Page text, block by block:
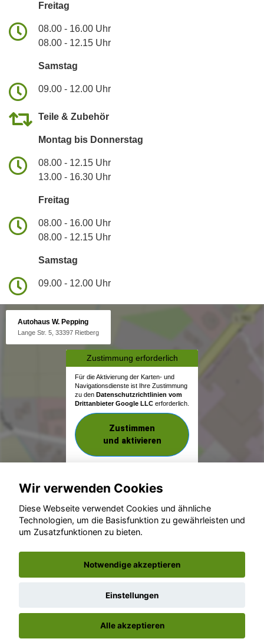
Freitag
08.00 - 16.00 Uhr
08.00 - 12.15 Uhr
Samstag
09.00 - 12.00 Uhr
Teile & Zubehör
Montag bis Donnerstag
08.00 - 12.15 Uhr
13.00 - 16.30 Uhr
Freitag
08.00 - 16.00 Uhr
08.00 - 12.15 Uhr
Samstag
09.00 - 12.00 Uhr
Autohaus W. Pepping
Lange Str. 5, 33397 Rietberg
Zustimmung erforderlich
Für die Aktivierung der Karten- und
Navigationsdienste ist Ihre Zustimmung
zu den Datenschutzrichtlinien vom
Drittanbieter Google LLC erforderlich.
Zustimmen
und aktivieren
© konjunkturmotor.de GmbH 2020 - 2026
Wir verwenden Cookies
Diese Webseite verwendet Cookies und ähnliche
Technologien, um die Basisfunktion zu gewährleisten und
um Zusatzfunktionen zu bieten.
Notwendige akzeptieren
Einstellungen
Alle akzeptieren